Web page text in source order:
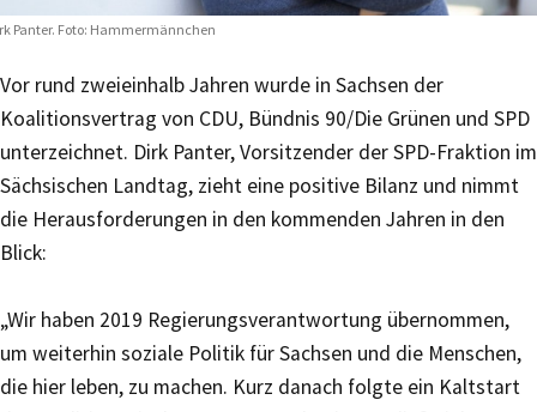
Panter. Foto: Hammermännchen
Vor rund zweieinhalb Jahren wurde in Sachsen der
Koalitionsvertrag von CDU, Bündnis 90/Die Grünen und SPD
unterzeichnet. Dirk Panter, Vorsitzender der SPD-Fraktion im
Sächsischen Landtag, zieht eine positive Bilanz und nimmt
die Herausforderungen in den kommenden Jahren in den
Blick:
„Wir haben 2019 Regierungsverantwortung übernommen,
um weiterhin soziale Politik für Sachsen und die Menschen,
die hier leben, zu machen. Kurz danach folgte ein Kaltstart